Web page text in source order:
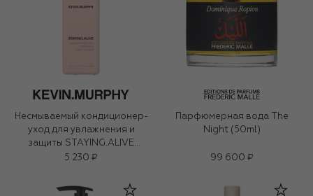
Несмываемый кондиционер-
уход для увлажнения и
защиты STAYING.ALIVE
(150ml)
5 230 ₽
Парфюмерная вода The
Night (50ml)
99 600 ₽